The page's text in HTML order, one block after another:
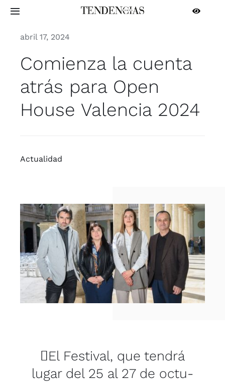
Saltar
contenido
Toggle
ARQUITECTURA
INTERIORISMO
CONTACTO
abril 17, 2024
Comienza la cuenta
atrás para Open
House Valencia 2024
Actua­li­dad
El Fes­ti­val, que ten­drá
lugar del 25 al 27 de octu­